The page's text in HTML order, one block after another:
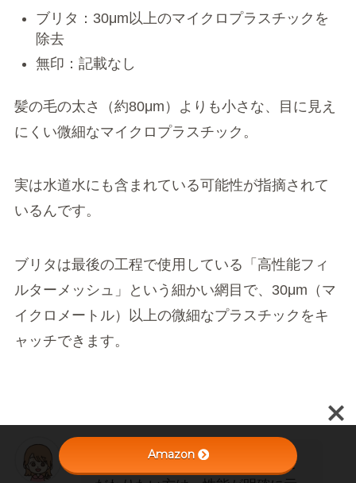
ブリタ：30μm以上のマイクロプラスチックを
除去
無印：記載なし
髪の毛の太さ（約80μm）よりも小さな、目に見え
にくい微細なマイクロプラスチック。
実は水道水にも含まれている可能性が指摘されて
いるんです。
ブリタは最後の工程で使用している「高性能フィ
ルターメッシュ」という細かい網目で、30μm（マ
イクロメートル）以上の微細なプラスチックをキ
ャッチできます。
マイクロプラスチックの除去にこ
Amazon